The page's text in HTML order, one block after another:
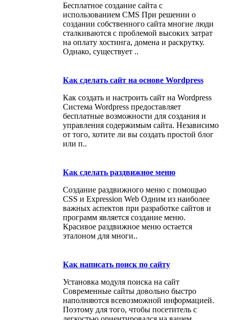
Бесплатное создание сайта с
использованием CMS При решении о
создании собственного сайта многие люди
сталкиваются с проблемой высоких затрат
на оплату хостинга, домена и раскрутку.
Однако, существует ..
Как сделать сайт на основе Wordpress
Как создать и настроить сайт на Wordpress
Система Wordpress предоставляет
бесплатные возможности для создания и
управления содержимым сайта. Независимо
от того, хотите ли вы создать простой блог
или п..
Как сделать раздвижное меню
Создание раздвижного меню с помощью
CSS и Expression Web Одним из наиболее
важных аспектов при разработке сайтов и
программ является создание меню.
Красивое раздвижное меню остается
эталоном для многи..
Как написать поиск по сайту
Установка модуля поиска на сайт
Современные сайты довольно быстро
наполняются всевозможной информацией.
Поэтому для того, чтобы посетитель с